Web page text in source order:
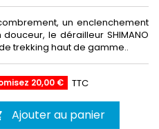
un enclenchement
le dérailleur SHIMANO
de trekking haut de gamme..
20,00 € TTC
Ajouter au panier